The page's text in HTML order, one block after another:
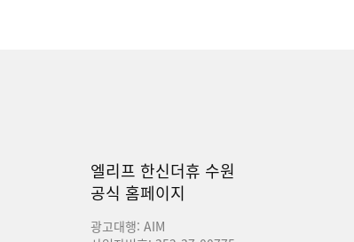
엘리프 한신더휴 수원
공식 홈페이지
광고대행: AIM